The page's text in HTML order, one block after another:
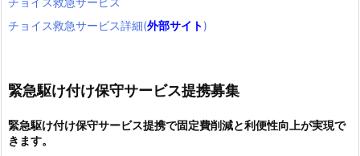
チョイス救急サービス詳細(外部サイト)
緊急駆け付け保守サービス提携募集
緊急駆け付け保守サービス提携で固定費削減と利便性向上が実現で
きます。